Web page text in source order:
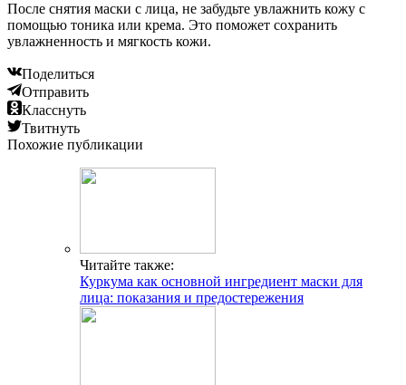
После снятия маски с лица, не забудьте увлажнить кожу с
помощью тоника или крема. Это поможет сохранить
увлажненность и мягкость кожи.
Поделиться
Отправить
Класснуть
Твитнуть
Похожие публикации
Читайте также:
Куркума как основной ингредиент маски для
лица: показания и предостережения